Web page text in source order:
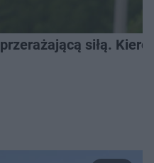
siłą.